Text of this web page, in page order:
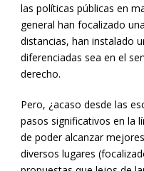
las políticas públicas en
general han focalizado
distancias, han instalado
diferenciadas sea en el
derecho.
Pero, ¿acaso desde las
pasos significativos en la
de poder alcanzar
diversos lugares